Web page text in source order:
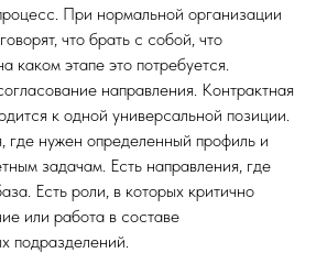
При нормальной организации
что брать с собой, что
каком этапе это потребуется.
направления. Контрактная
к одной универсальной позиции.
где нужен определенный профиль и
задачам. Есть направления, где
Есть роли, в которых критично
или работа в составе
подразделений.